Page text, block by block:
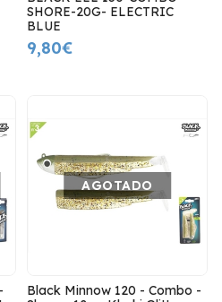
SHORE-20G- ELECTRIC
BLUE
9,80€
AGOTADO
Black Minnow 120 - Combo -